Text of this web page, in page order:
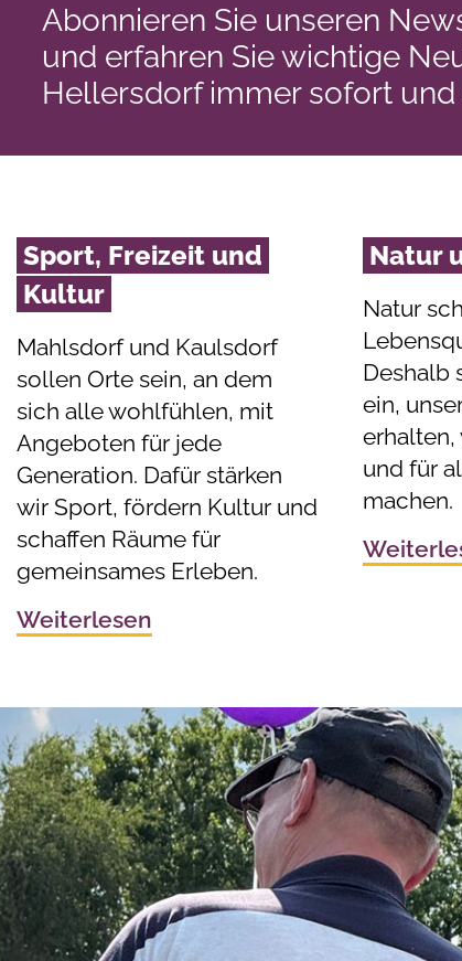
Abonnieren Sie unseren
und erfahren Sie wichtige
Hellersdorf immer sofort und
Sport, Freizeit und
Kultur
Mahlsdorf und Kaulsdorf
sollen Orte sein, an dem
sich alle wohlfühlen, mit
Angeboten für jede
Generation. Dafür stärken
wir Sport, fördern Kultur und
schaffen Räume für
gemeinsames Erleben.
Weiterlesen
Natur
Natur
Deshalb
ein,
und für
machen.